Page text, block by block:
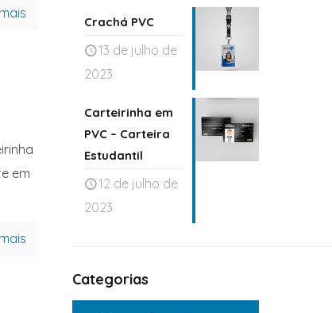
em
Crachá PVC
13 de julho de
2023
Carteirinha em
PVC – Carteira
Estudantil
12 de julho de
2023
Categorias